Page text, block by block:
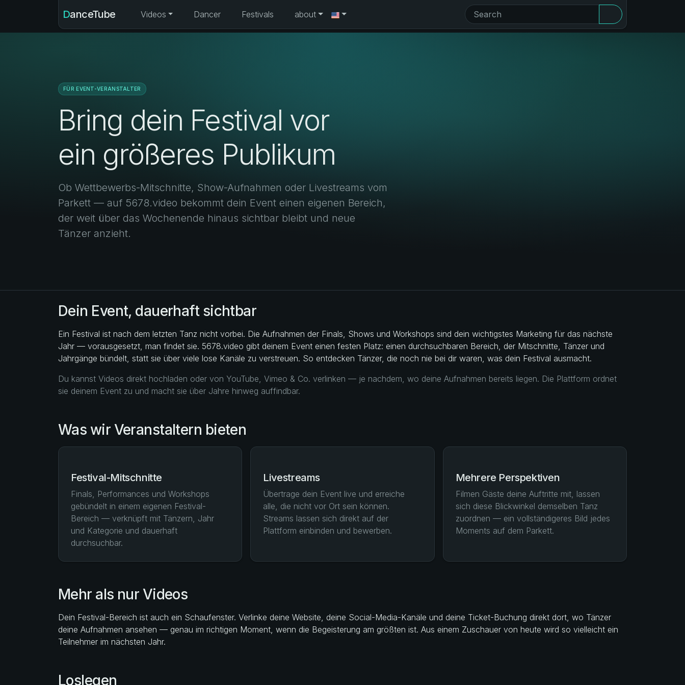
DanceTube Videos Dancer Festivals about
FÜR EVENT-VERANSTALTER
Bring dein Festival vor
ein größeres Publikum
Ob Wettbewerbs-Mitschnitte, Show-Aufnahmen oder Livestreams vom
Parkett — auf 5678.video bekommt dein Event einen eigenen Bereich,
der weit über das Wochenende hinaus sichtbar bleibt und neue
Tänzer anzieht.
Dein Event, dauerhaft sichtbar
Ein Festival ist nach dem letzten Tanz nicht vorbei. Die Aufnahmen der Finals, Shows und Workshops sind dein wichtigstes Marketing für das nächste
Jahr — vorausgesetzt, man findet sie. 5678.video gibt deinem Event einen festen Platz: einen durchsuchbaren Bereich, der Mitschnitte, Tänzer und
Jahrgänge bündelt, statt sie über viele lose Kanäle zu verstreuen. So entdecken Tänzer, die noch nie bei dir waren, was dein Festival ausmacht.
Du kannst Videos direkt hochladen oder von YouTube, Vimeo & Co. verlinken — je nachdem, wo deine Aufnahmen bereits liegen. Die Plattform ordnet
sie deinem Event zu und macht sie über Jahre hinweg auffindbar.
Was wir Veranstaltern bieten
Festival-Mitschnitte
Finals, Performances und Workshops
gebündelt in einem eigenen Festival-
Bereich — verknüpft mit Tänzern, Jahr
und Kategorie und dauerhaft
durchsuchbar.
Livestreams
Übertrage dein Event live und erreiche
alle, die nicht vor Ort sein können.
Streams lassen sich direkt auf der
Plattform einbinden und bewerben.
Mehrere Perspektiven
Filmen Gäste deine Auftritte mit, lassen
sich diese Blickwinkel demselben Tanz
zuordnen — ein vollständigeres Bild jedes
Moments auf dem Parkett.
Mehr als nur Videos
Dein Festival-Bereich ist auch ein Schaufenster. Verlinke deine Website, deine Social-Media-Kanäle und deine Ticket-Buchung direkt dort, wo Tänzer
deine Aufnahmen ansehen — genau im richtigen Moment, wenn die Begeisterung am größten ist. Aus einem Zuschauer von heute wird so vielleicht ein
Teilnehmer im nächsten Jahr.
Loslegen